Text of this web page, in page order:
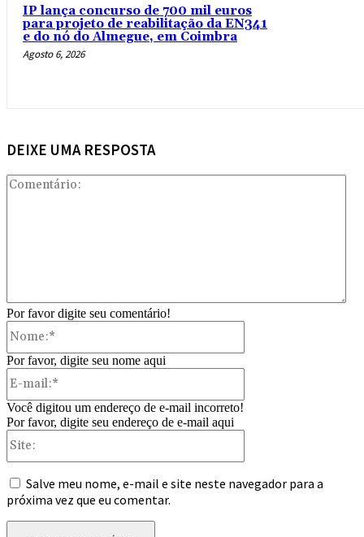
IP lança concurso de 700 mil euros
para projeto de reabilitação da EN341
e do nó do Almegue, em Coimbra
Agosto 6, 2026
DEIXE UMA RESPOSTA
Por favor digite seu comentário!
Por favor, digite seu nome aqui
Você digitou um endereço de e-mail incorreto!
Por favor, digite seu endereço de e-mail aqui
Salve meu nome, e-mail e site neste navegador para a
próxima vez que eu comentar.